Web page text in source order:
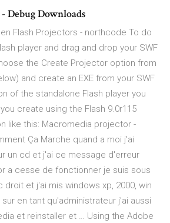
Debug Downloads
Flash Projectors - northcode To do
player and drag and drop your SWF
the Create Projector option from
and create an EXE from your SWF
of the standalone Flash player you
create using the Flash 9.0r115
like this: Macromedia projector -
Ça Marche quand a moi j'ai
un cd et j'ai ce message d'erreur
a cesse de fonctionner je suis sous
droit et j'ai mis windows xp, 2000, win
en tant qu'administrateur j'ai aussi
et reinstaller et … Using the Adobe